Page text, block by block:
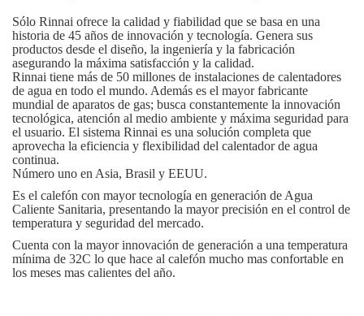
Sólo Rinnai ofrece la calidad y fiabilidad que se basa en una
historia de 45 años de innovación y tecnología. Genera sus
productos desde el diseño, la ingeniería y la fabricación
asegurando la máxima satisfacción y la calidad.
Rinnai tiene más de 50 millones de instalaciones de calentadores
de agua en todo el mundo. Además es el mayor fabricante
mundial de aparatos de gas; busca constantemente la innovación
tecnológica, atención al medio ambiente y máxima seguridad para
el usuario. El sistema Rinnai es una solución completa que
aprovecha la eficiencia y flexibilidad del calentador de agua
continua.
Número uno en Asia, Brasil y EEUU.
Es el calefón con mayor tecnología en generación de Agua
Caliente Sanitaria, presentando la mayor precisión en el control de
temperatura y seguridad del mercado.
Cuenta con la mayor innovación de generación a una temperatura
mínima de 32C lo que hace al calefón mucho mas confortable en
los meses mas calientes del año.